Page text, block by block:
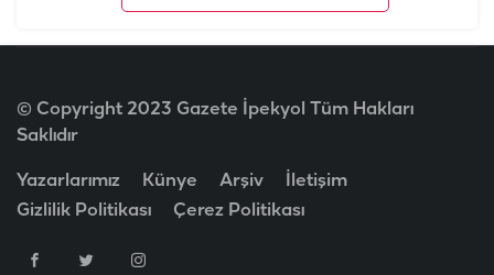
© Copyright 2023 Gazete İpekyol Tüm Hakları
Saklıdır
Yazarlarımız Künye Arşiv
İletişim
Gizlilik Politikası
Çerez Politikası